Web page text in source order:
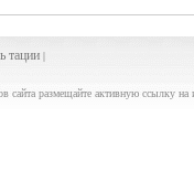
тации|
сайта размещайте активную ссылку на